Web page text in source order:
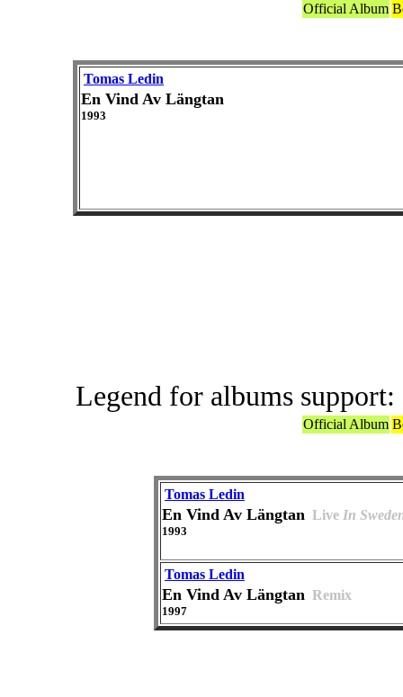
Official Album
Tomas Ledin
En Vind Av Längtan
1993
Legend for albums support:
Official Album
Tomas Ledin
En Vind Av Längtan Live In
1993
Tomas Ledin
En Vind Av Längtan Remix
1997